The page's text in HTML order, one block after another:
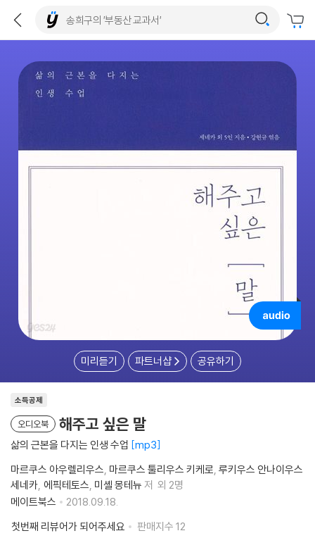
미리듣기 파트너샵 공유하기
소득공제
오디오북 해주고 싶은 말
삶의 근본을 다지는 인생 수업 mp3
마르쿠스 아우렐리우스 마르쿠스 툴리우스 키케로 루키우스 안나이우스
세네카 에픽테토스 미셸 몽테뉴 저 외 2명
메이트북스
2018.09.18.
첫번째 리뷰어가 되어주세요
판매지수 12